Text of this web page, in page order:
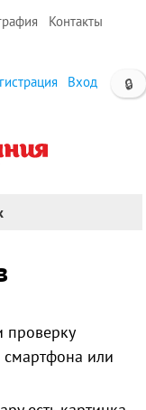
Контакты
🔒
Вход
проверку
или